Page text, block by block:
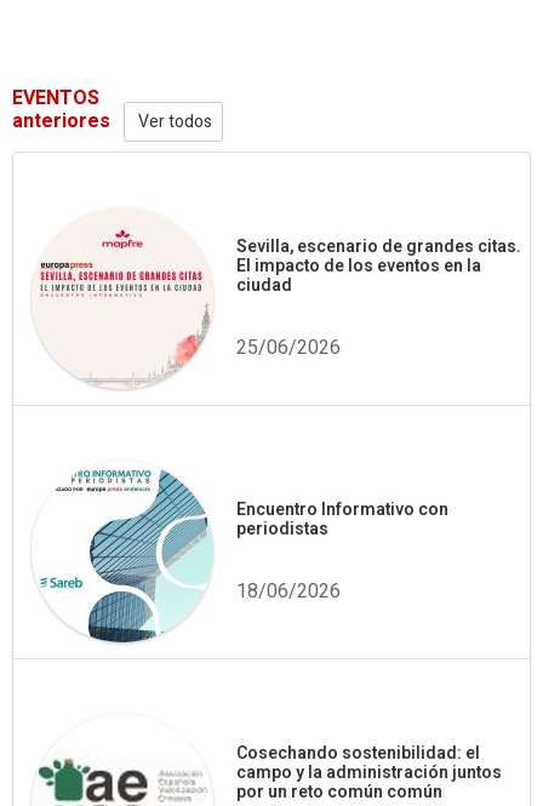
EVENTOS
anteriores Ver todos
Sevilla, escenario de grandes citas.
El impacto de los eventos en la
ciudad
25/06/2026
Encuentro Informativo con
periodistas
18/06/2026
Cosechando sostenibilidad: el
campo y la administración juntos
por un reto común común